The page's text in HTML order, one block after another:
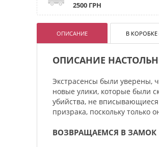
2500 ГРН
ОПИСАНИЕ В КОРОБКЕ
ОПИСАНИЕ
Экстрасенсы были уверены,
новые улики, которые были
убийства, не
призрака, поскольку
ВОЗВРАЩАЕМСЯ В ЗАМОК